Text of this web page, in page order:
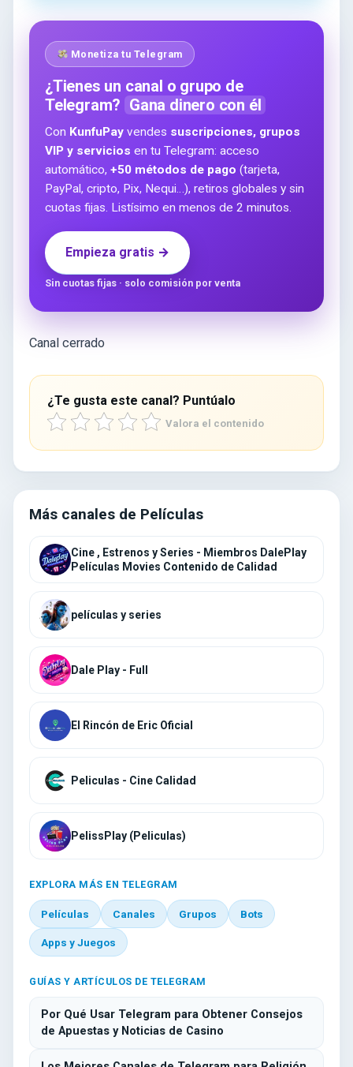
Monetiza tu Telegram
¿Tienes un canal o grupo de
Telegram? Gana dinero con él
Con KunfuPay vendes suscripciones, grupos
VIP y servicios en tu Telegram: acceso
automático, +50 métodos de pago (tarjeta,
PayPal, cripto, Pix, Nequi…), retiros globales y sin
cuotas fijas. Listísimo en menos de 2 minutos.
Empieza gratis →
Sin cuotas fijas · solo comisión por venta
Canal cerrado
¿Te gusta este canal? Puntúalo
Valora el contenido
Más canales de Películas
Cine , Estrenos y Series - Miembros DalePlay
Películas Movies Contenido de Calidad
películas y series
Dale Play - Full
El Rincón de Eric Oficial
Peliculas - Cine Calidad
PelissPlay (Peliculas)
EXPLORA MÁS EN TELEGRAM
Películas Canales Grupos Bots
Apps y Juegos
GUÍAS Y ARTÍCULOS DE TELEGRAM
Por Qué Usar Telegram para Obtener Consejos
de Apuestas y Noticias de Casino